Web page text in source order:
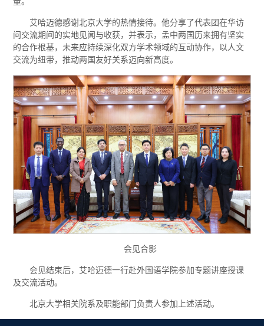
艾哈迈德感谢北京大学的热情接待。他分享了代表团在华访
问交流期间的实地见闻与收获，并表示，孟中两国历来拥有坚实
的合作根基，未来应持续深化双方学术领域的互动协作，以人文
交流为纽带，推动两国友好关系迈向新高度。
会见合影
会见结束后，艾哈迈德一行赴外国语学院参加专题讲座授课
及交流活动。
北京大学相关院系及职能部门负责人参加上述活动。